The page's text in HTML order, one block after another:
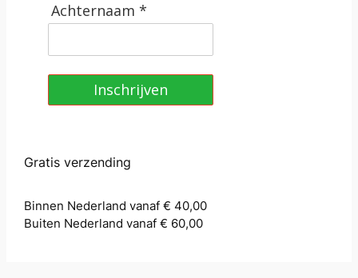
Achternaam *
Inschrijven
Gratis verzending
Binnen Nederland vanaf € 40,00
Buiten Nederland vanaf € 60,00